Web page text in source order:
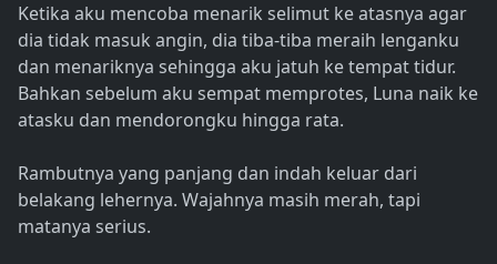
Ketika aku mencoba menarik selimut ke atasnya agar
dia tidak masuk angin, dia tiba-tiba meraih lenganku
dan menariknya sehingga aku jatuh ke tempat tidur.
Bahkan sebelum aku sempat memprotes, Luna naik ke
atasku dan mendorongku hingga rata.
Rambutnya yang panjang dan indah keluar dari
belakang lehernya. Wajahnya masih merah, tapi
matanya serius.